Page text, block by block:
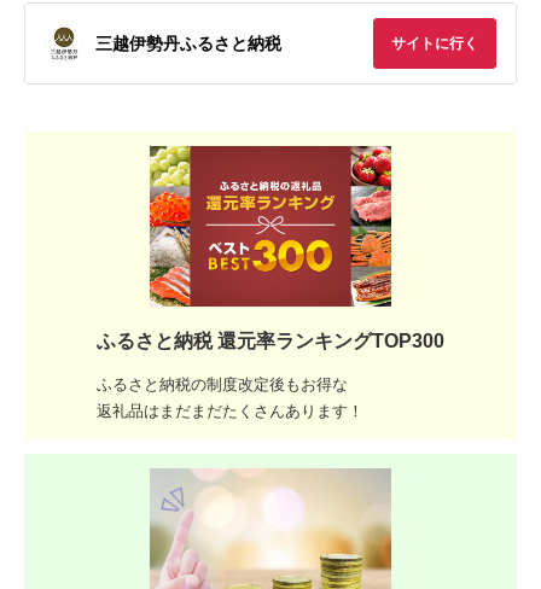
三越伊勢丹ふるさと納税 サイトに行く
ふるさと納税 還元率ランキングTOP300
ふるさと納税の制度改定後もお得な
返礼品はまだまだたくさんあります！